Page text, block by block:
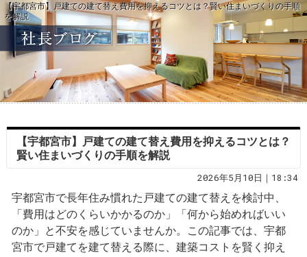
【宇都宮市】戸建ての建て替え費用を抑えるコツとは？賢い住まいづくりの手順
を解説
【宇都宮市】戸建ての建て替え費用を抑えるコツとは？
賢い住まいづくりの手順を解説
2026年5月10日｜18:34
宇都宮市で長年住み慣れた戸建ての建て替えを検討中、
「費用はどのくらいかかるのか」「何から始めればいい
のか」と不安を感じていませんか。この記事では、宇都
宮市で戸建てを建て替える際に、建築コストを賢く抑え